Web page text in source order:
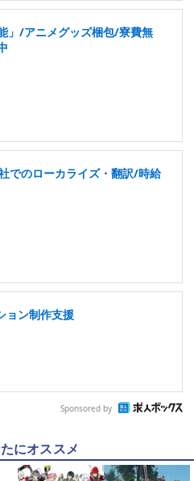
」/アニメグッズ梱包/寮費無
でのローカライズ・翻訳/時給
ョン制作支援
Sponsored by
にオススメ